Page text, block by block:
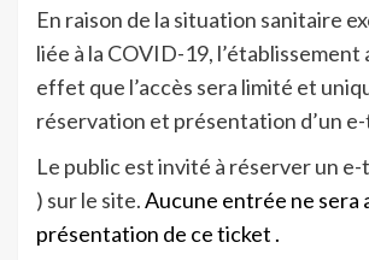
En raison de la situation sanitaire
liée à la COVID-19, l’établissement
effet que l’accès sera limité et
réservation et présentation d’un
Le public est invité à réserver un
) sur le site.Aucune entrée ne sera
présentation de ce ticket .